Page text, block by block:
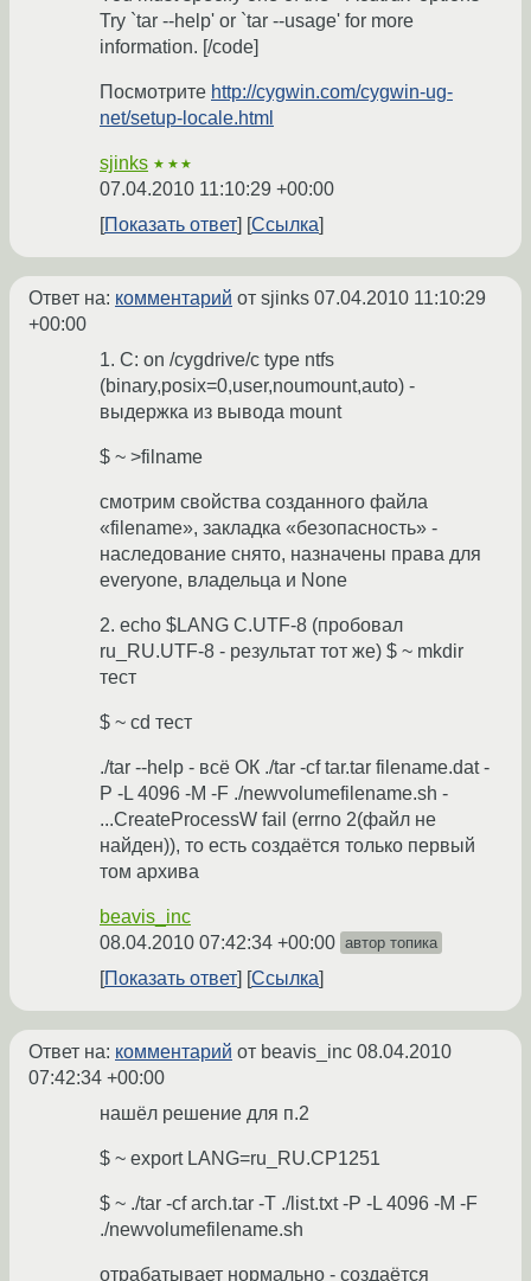
Try `tar --help' or `tar --usage' for more
information. [/code]
Посмотрите http://cygwin.com/cygwin-ug-
net/setup-locale.html
sjinks ★★★
07.04.2010 11:10:29 +00:00
Показать ответ
Ссылка
Ответ на: комментарий от sjinks 07.04.2010 11:10:29
+00:00
1. C: on /cygdrive/c type ntfs
(binary,posix=0,user,noumount,auto) -
выдержка из вывода mount
$ ~ >filname
смотрим свойства созданного файла
«filename», закладка «безопасность» -
наследование снято, назначены права для
everyone, владельца и None
2. echo $LANG C.UTF-8 (пробовал
ru_RU.UTF-8 - результат тот же) $ ~ mkdir
тест
$ ~ cd тест
./tar --help - всё ОК ./tar -cf tar.tar filename.dat -
P -L 4096 -M -F ./newvolumefilename.sh -
...CreateProcessW fail (errno 2(файл не
найден)), то есть создаётся только первый
том архива
beavis_inc
08.04.2010 07:42:34 +00:00 автор топика
Показать ответ Ссылка
Ответ на: комментарий от beavis_inc 08.04.2010
07:42:34 +00:00
нашёл решение для п.2
$ ~ export LANG=ru_RU.CP1251
$ ~ ./tar -cf arch.tar -T ./list.txt -P -L 4096 -M -F
./newvolumefilename.sh
отрабатывает нормально - создаётся